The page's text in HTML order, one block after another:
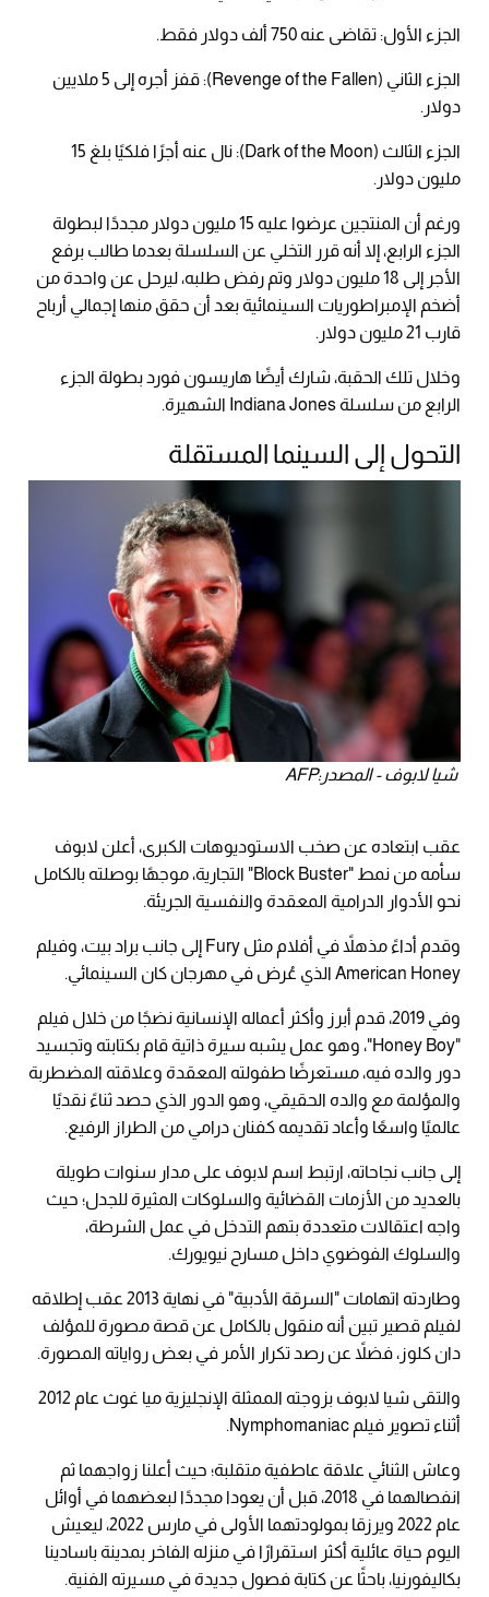
الجزء الأول: تقاضى عنه 750 ألف دولار فقط.
الجزء الثاني (Revenge of the Fallen): قفز أجره إلى 5 ملايين
دولار.
الجزء الثالث (Dark of the Moon): نال عنه أجرًا فلكيًا بلغ 15
مليون دولار.
ورغم أن المنتجين عرضوا عليه 15 مليون دولار مجددًا لبطولة
الجزء الرابع، إلا أنه قرر التخلي عن السلسلة بعدما طالب برفع
الأجر إلى 18 مليون دولار وتم رفض طلبه، ليرحل عن واحدة من
أضخم الإمبراطوريات السينمائية بعد أن حقق منها إجمالي أرباح
قارب 21 مليون دولار.
وخلال تلك الحقبة، شارك أيضًا هاريسون فورد بطولة الجزء
الرابع من سلسلة Indiana Jones الشهيرة.
التحول إلى السينما المستقلة
شيا لابوف - المصدر:AFP
عقب ابتعاده عن صخب الاستوديوهات الكبرى، أعلن لابوف
سأمه من نمط "Block Buster" التجارية، موجهًا بوصلته بالكامل
نحو الأدوار الدرامية المعقدة والنفسية الجريئة.
وقدم أداءً مذهلاً في أفلام مثل Fury إلى جانب براد بيت، وفيلم
American Honey الذي عُرض في مهرجان كان السينمائي.
وفي 2019، قدم أبرز وأكثر أعماله الإنسانية نضجًا من خلال فيلم
"Honey Boy"، وهو عمل يشبه سيرة ذاتية قام بكتابته وتجسيد
دور والده فيه، مستعرضًا طفولته المعقدة وعلاقته المضطربة
والمؤلمة مع والده الحقيقي، وهو الدور الذي حصد ثناءً نقديًا
عالميًا واسعًا وأعاد تقديمه كفنان درامي من الطراز الرفيع.
إلى جانب نجاحاته، ارتبط اسم لابوف على مدار سنوات طويلة
بالعديد من الأزمات القضائية والسلوكات المثيرة للجدل؛ حيث
واجه اعتقالات متعددة بتهم التدخل في عمل الشرطة،
والسلوك الفوضوي داخل مسارح نيويورك.
وطاردته اتهامات "السرقة الأدبية" في نهاية 2013 عقب إطلاقه
لفيلم قصير تبين أنه منقول بالكامل عن قصة مصورة للمؤلف
دان كلوز، فضلاً عن رصد تكرار الأمر في بعض رواياته المصورة.
والتقى شيا لابوف بزوجته الممثلة الإنجليزية ميا غوث عام 2012
أثناء تصوير فيلم Nymphomaniac.
وعاش الثنائي علاقة عاطفية متقلبة؛ حيث أعلنا زواجهما ثم
انفصالهما في 2018، قبل أن يعودا مجددًا لبعضهما في أوائل
عام 2022 ويرزقا بمولودتهما الأولى في مارس 2022، ليعيش
اليوم حياة عائلية أكثر استقرارًا في منزله الفاخر بمدينة باسادينا
بكاليفورنيا، باحثًا عن كتابة فصول جديدة في مسيرته الفنية.